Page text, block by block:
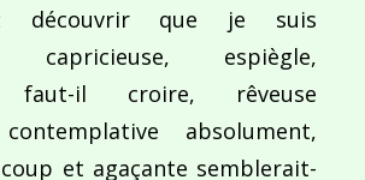
découvrir que je suis
capricieuse, espiègle,
faut-il croire, rêveuse
absolument,
et agaçante semblerait-